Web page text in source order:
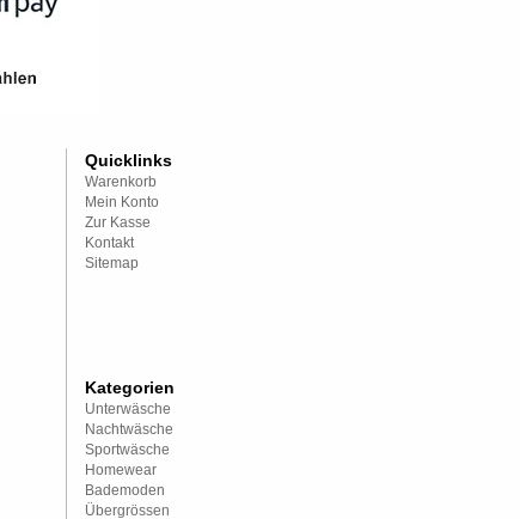
Quicklinks
Warenkorb
Mein Konto
Zur Kasse
Kontakt
Sitemap
Kategorien
Unterwäsche
Nachtwäsche
Sportwäsche
Homewear
Bademoden
Übergrössen